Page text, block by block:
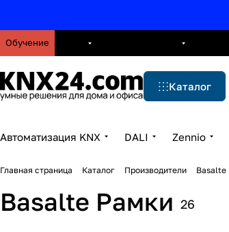
Обучение
Каталог
Автоматизация KNX DALI Zennio
Главная страница Каталог Производители Basalte
Basalte Рамки 26